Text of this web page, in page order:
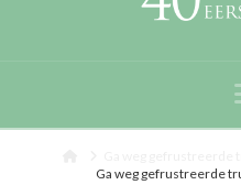
Ga weg gefrustreerde